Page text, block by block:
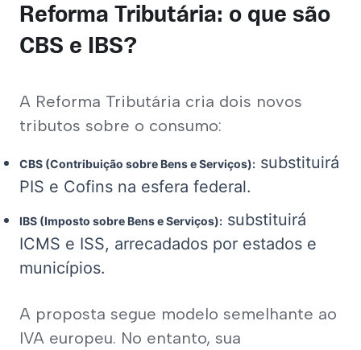
Reforma Tributária: o que são
CBS e IBS?
A Reforma Tributária cria dois novos
tributos sobre o consumo:
CBS (Contribuição sobre Bens e Serviços): substituirá
PIS e Cofins na esfera federal.
IBS (Imposto sobre Bens e Serviços): substituirá
ICMS e ISS, arrecadados por estados e
municípios.
A proposta segue modelo semelhante ao
IVA europeu. No entanto, sua